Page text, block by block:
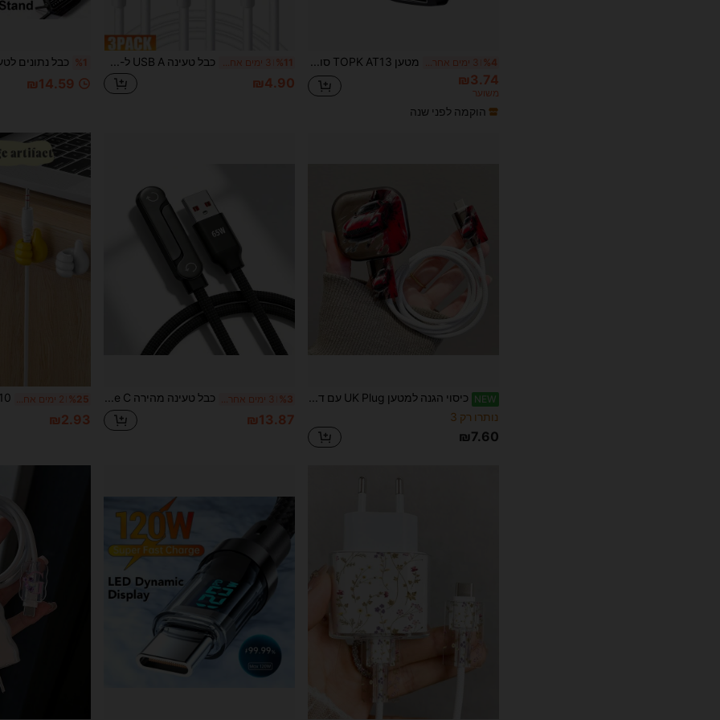
%4 3 ימים אחרונים
₪3.74
משוער
הוקמה לפני שנה
%11 3 ימים אחרונים
₪4.90
%1
₪14.59
NEW
כיסוי הגנה למטען UK Plug עם דוגמת מכונית ספורט אדומה, שקוף שחור, תואם לאייפון 18W/20W, מתאים לאייפון 13/14/15/16, סט הגנה למטען 20W, כיסוי הגנה לכבל, כיסוי הגנה לראש כבל הטעינה, מתנה, כיסוי הגנה שקוף שחור, מארז הגנה למטען UK Plug, שרוול לכבל
נותרו רק 3
₪7.60
%3 כבל טעינה מהירה 65W/240W/30W USB/Type C ל-Type C 2-ב-1 עם מעמד טלפון מתקפל, מעמד מובנה מתקפל + עיצוב זוויתי לטעינה בזמן משחק/צפייה ללא חסימת ידיים, תואם ל- 17 Pro Max/17 Pro/17/Air/16/15/14/13/12/11/S25/S24/S23/S22/S21/S20/Series
₪13.87
%25
₪2.93